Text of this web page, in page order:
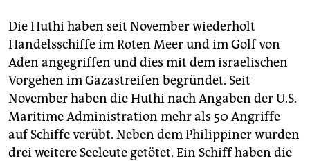
Die Huthi haben seit November wiederholt
Handelsschiffe im Roten Meer und im Golf von
Aden angegriffen und dies mit dem israelischen
Vorgehen im Gazastreifen begründet. Seit
November haben die Huthi nach Angaben der U.S.
Maritime Administration mehr als 50 Angriffe
auf Schiffe verübt. Neben dem Philippiner wurden
drei weitere Seeleute getötet. Ein Schiff haben die